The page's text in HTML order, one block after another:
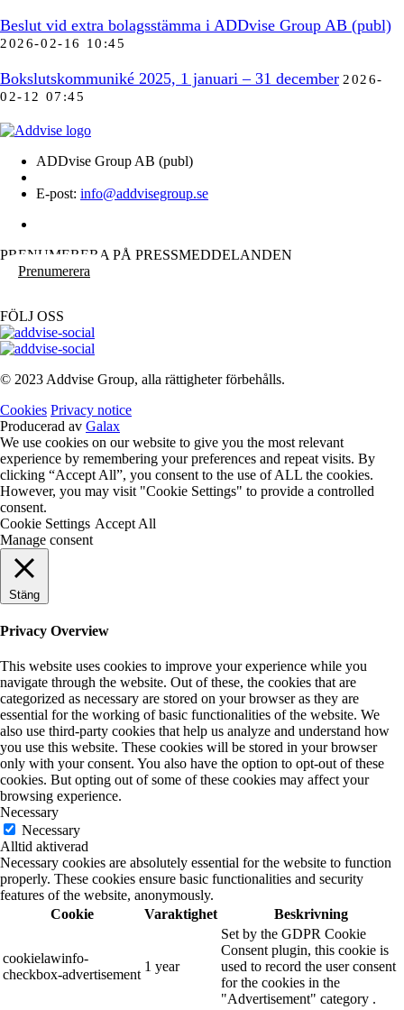
Beslut vid extra bolagsstämma i ADDvise Group AB (publ)
2026-02-16 10:45
Bokslutskommuniké 2025, 1 januari – 31 december 2026-
02-12 07:45
ADDvise Group AB (publ)
E-post: info@addvisegroup.se
PRENUMERERA PÅ PRESSMEDDELANDEN
Prenumerera
FÖLJ OSS
© 2023 Addvise Group, alla rättigheter förbehålls.
Cookies Privacy notice
Producerad av Galax
We use cookies on our website to give you the most relevant
experience by remembering your preferences and repeat visits. By
clicking “Accept All”, you consent to the use of ALL the cookies.
However, you may visit "Cookie Settings" to provide a controlled
consent.
Cookie Settings Accept All
Manage consent
Stäng
Privacy Overview
This website uses cookies to improve your experience while you
navigate through the website. Out of these, the cookies that are
categorized as necessary are stored on your browser as they are
essential for the working of basic functionalities of the website. We
also use third-party cookies that help us analyze and understand how
you use this website. These cookies will be stored in your browser
only with your consent. You also have the option to opt-out of these
cookies. But opting out of some of these cookies may affect your
browsing experience.
Necessary
Necessary
Alltid aktiverad
Necessary cookies are absolutely essential for the website to function
properly. These cookies ensure basic functionalities and security
features of the website, anonymously.
Cookie
Varaktighet Beskrivning
cookielawinfo-
checkbox-advertisement
1 year
Set by the GDPR Cookie
Consent plugin, this cookie is
used to record the user consent
for the cookies in the
"Advertisement" category .